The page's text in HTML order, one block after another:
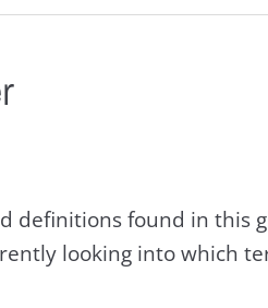
definitions found in this
looking into which